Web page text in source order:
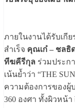
ภายในงานได้รับเกี
สำเร็จ คุณเก๋ – ชลธิ
ทีฆคีรีกุล ร่วมประ
เน้นย้ำว่า “THE
ความต้องการของผู้
360 องศา ทั้งผิวหน้